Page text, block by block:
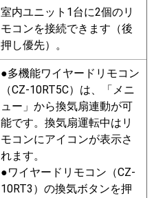
室内ユニット1台に2個のリ
モコンを接続できます（後
押し優先）。
●多機能ワイヤードリモコン
（CZ-10RT5C）は、「メニ
ュー」から換気扇連動が可
能です。換気扇運転中はリ
モコンにアイコンが表示さ
れます。
●ワイヤードリモコン（CZ-
10RT3）の換気ボタンを押